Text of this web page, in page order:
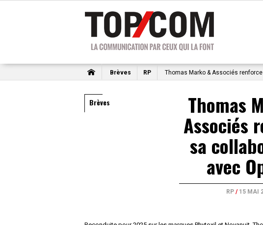
Brèves RP Thomas Marko & Associés
Brèves Thomas
Associés
sa
avec
RP / 15 MAI